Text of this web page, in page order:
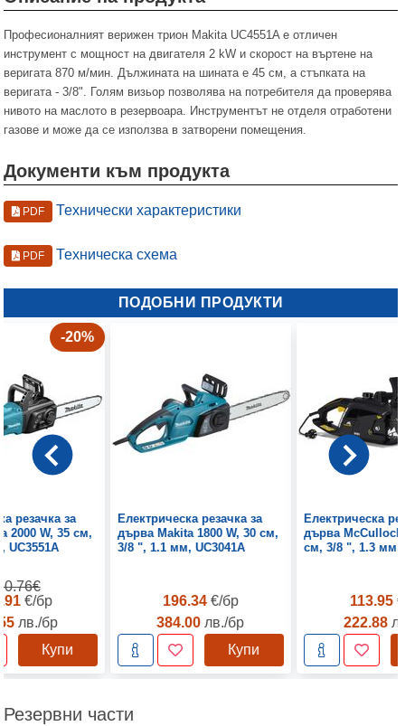
Професионалният верижен трион Makita UC4551A е отличен
инструмент с мощност на двигателя 2 kW и скорост на въртене на
веригата 870 м/мин. Дължината на шината е 45 см, а стъпката на
веригата - 3/8". Голям визьор позволява на потребителя да проверява
нивото на маслото в резервоара. Инструментът не отделя отработени
газове и може да се използва в затворени помещения.
Документи към продукта
PDF Технически характеристики
PDF Техническа схема
ПОДОБНИ ПРОДУКТИ
-20%
резачка за
2000 W, 35 см,
UC3551A
€/бр
лв./бр
Купи
Електрическа резачка за
дърва Makita 1800 W, 30 см,
3/8 ", 1.1 мм, UC3041A
196.34 €/бр
384.00 лв./бр
Купи
Електрическа
дърва McCulloch
см, 3/8 ", 1.3 мм,
113.95
222.88
Резервни части